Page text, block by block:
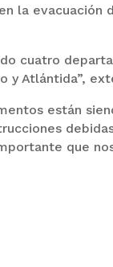
la evacuación
cuatro
y Atlántida”,
están
que